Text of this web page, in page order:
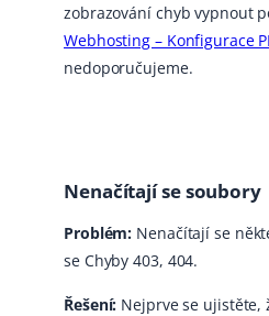
zobrazování chyb vypnout
Webhosting – Konfigurace
nedoporučujeme.
Nenačítají se soubory
Problém: Nenačítají se
se Chyby 403, 404.
Řešení: Nejprve se ujistěte,